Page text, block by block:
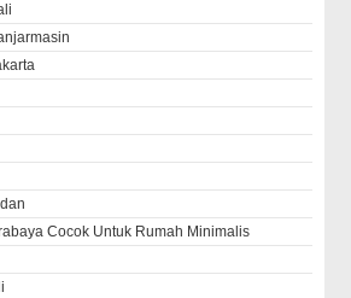
Cocok Untuk Rumah Minimalis